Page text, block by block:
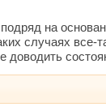
на
случаях все-
доводить